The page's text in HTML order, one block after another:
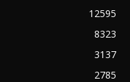
12595
8323
3137
2785